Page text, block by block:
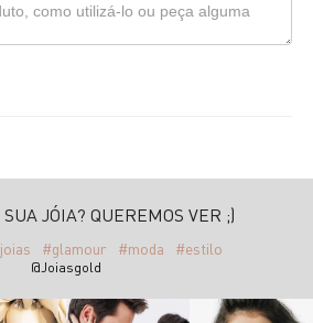
JÓIA? QUEREMOS VER ;)
#glamour #moda #estilo
@Joiasgold